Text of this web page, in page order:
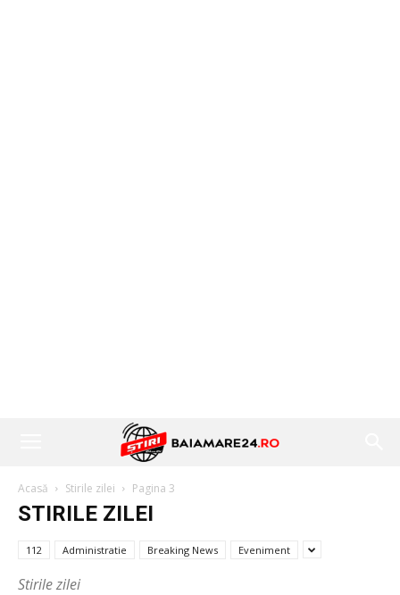
Acasă Stirile zilei Pagina 3
STIRILE ZILEI
112 Administratie Breaking News Eveniment
Stirile zilei